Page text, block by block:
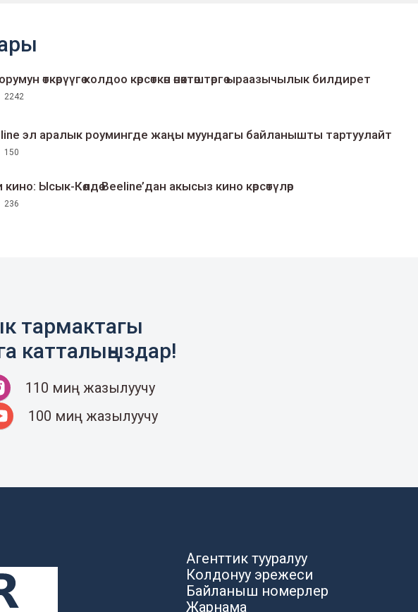
өткөрүүгө колдоо көрсөткөн өнөктөштөргө ыраазычылык билдирет
2242
эл аралык роумингде жаңы муундагы байланышты тартуулайт
150
Ысык-Көлдө Beeline’дан акысыз кино көрсөтүлөр
236
тармактагы
катталыңыздар!
110 миң жазылуучу
100 миң жазылуучу
Агенттик тууралуу
Колдонуу эрежеси
Байланыш номерлер
Жарнама